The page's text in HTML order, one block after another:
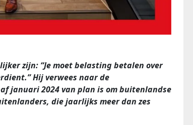
zijn: “Je moet belasting betalen over
Hij verwees naar de
januari 2024 van plan is om buitenlandse
die jaarlijks meer dan zes